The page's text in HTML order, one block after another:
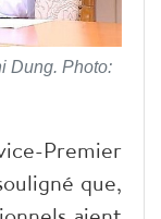
Dung. Photo:
Premier
que,